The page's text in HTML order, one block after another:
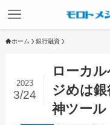
ホーム 銀行融資
ローカ
ジめは
神ツール
2023
3/24